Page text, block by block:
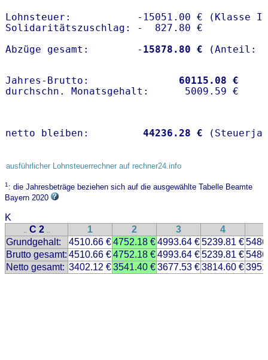
Lohnsteuer:           -15051.00 € (Klasse I)
Solidaritätszuschlag: -  827.80 €
Abzüge gesamt:        - 15878.80 €
Jahres-Brutto: 60115.08 €
netto bleiben: 44236.28 €
ausführlicher Lohnsteuerrechner auf rechner24.info
1: die Jahresbeträge beziehen sich auf die ausgewählte Tabelle Beamte
Bayern 2020
K
.. C 2 .. 1 2 3 4
Grundgehalt:
4510.66 €4752.18 €4993.64 €5239.81 €
Brutto gesamt: 4510.66 €4752.18 €4993.64 €5239.81 €
Netto gesamt: 3402.12 €3541.40 €3677.53 €3814.60 €